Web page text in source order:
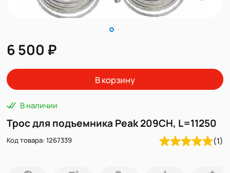
6 500 ₽
В корзину
В наличии
Трос для подъемника Peak 209CH, L=11250
Код товара: 1267339 (1)